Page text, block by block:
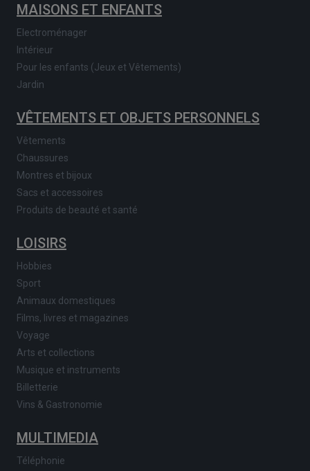
MAISONS ET ENFANTS
Electroménager
Intérieur
Pour les enfants (Jeux et Vêtements)
Jardin
VÊTEMENTS ET OBJETS PERSONNELS
Vêtements
Chaussures
Montres et bijoux
Sacs et accessoires
Produits de beauté et santé
LOISIRS
Hobbies
Sport
Animaux domestiques
Films, livres et magazines
Voyage
Arts et collections
Musique et instruments
Billetterie
Vins & Gastronomie
MULTIMEDIA
Téléphonie